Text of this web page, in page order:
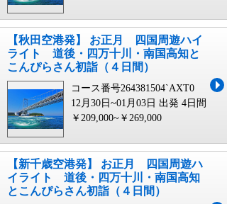
【秋田空港発】 お正月 四国周遊ハイ
ライト 道後・四万十川・南国高知と
こんぴらさん初詣（４日間）
コース番号264381504`AXT0
12月30日~01月03日 出発 4日間
￥209,000~￥269,000
【新千歳空港発】 お正月 四国周遊ハ
イライト 道後・四万十川・南国高知
とこんぴらさん初詣（４日間）